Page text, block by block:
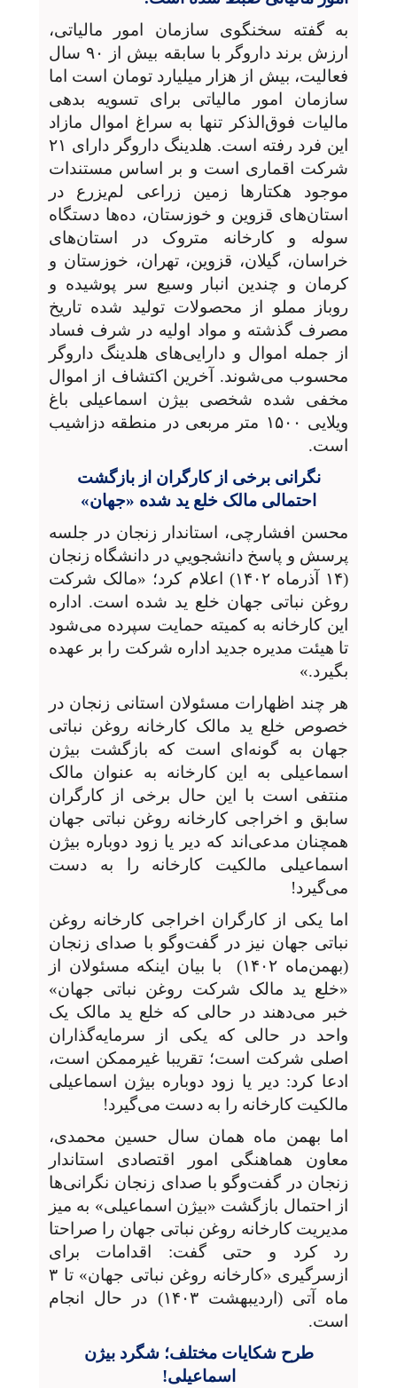
به گفته سخنگوی سازمان امور مالیاتی،
ارزش برند داروگر با سابقه بیش از ۹۰ سال
فعالیت، بیش از هزار میلیارد تومان است اما
سازمان امور مالیاتی برای تسویه بدهی
مالیات فوق‌الذکر تنها به سراغ اموال مازاد
این فرد رفته است. هلدینگ داروگر دارای ۲۱
شرکت اقماری است و بر اساس مستندات
موجود هکتارها زمین زراعی لم‌یزرع در
استان‌های قزوین و خوزستان، ده‌ها دستگاه
سوله و کارخانه متروک در استان‌های
خراسان، گیلان، قزوین، تهران، خوزستان و
کرمان و چندین انبار وسیع سر پوشیده و
روباز مملو از محصولات تولید شده تاریخ
مصرف گذشته و مواد اولیه در شرف فساد
از جمله اموال و دارایی‌های هلدینگ داروگر
محسوب می‌شوند. آخرین اکتشاف از اموال
مخفی شده شخصی بیژن اسماعیلی باغ
ویلایی ۱۵۰۰ متر مربعی در منطقه دزاشیب
است.
نگرانی‌ برخی از کارگران از بازگشت
احتمالی مالک خلع ید شده «جهان»
محسن افشارچی، استاندار زنجان در جلسه
پرسش و پاسخ دانشجويي در دانشگاه زنجان
(۱۴ آذرماه ۱۴۰۲) اعلام کرد؛ «مالک شرکت
روغن نباتی جهان خلع ید شده است. اداره
این کارخانه به کمیته حمایت سپرده می‌شود
تا هیئت مدیره جدید اداره شرکت را بر عهده
بگیرد.»
هر چند اظهارات مسئولان استانی زنجان در
خصوص خلع ید مالک کارخانه روغن نباتی
جهان به گونه‌ای است که بازگشت بیژن
اسماعیلی به این کارخانه به عنوان مالک
منتفی است با این حال برخی از کارگران
سابق و اخراجی کارخانه روغن نباتی جهان
همچنان مدعی‌اند که دیر یا زود دوباره بیژن
اسماعیلی مالکیت کارخانه را به دست
می‌گیرد!
اما یکی از کارگران اخراجی کارخانه روغن
نباتی جهان نیز در گفت‌وگو با صدای زنجان
(بهمن‌ماه ۱۴۰۲)
با بیان اینکه مسئولان از
«خلع ید مالک شرکت روغن نباتی جهان»
خبر می‌دهند در حالی که خلع ید مالک یک
واحد در حالی که یکی از سرمایه‌گذاران
اصلی شرکت است؛ تقریبا غیرممکن است،
ادعا کرد:دیر یا زود دوباره بیژن اسماعیلی
مالکیت کارخانه را به دست می‌گیرد!
اما بهمن ماه همان سال حسین محمدی،
معاون هماهنگی امور اقتصادی استاندار
زنجان در گفت‌وگو با صدای زنجان نگرانی‌ها
از احتمال بازگشت «بیژن اسماعیلی» به میز
مدیریت کارخانه روغن نباتی جهان را صراحتا
رد کرد و حتی گفت: اقدامات برای
ازسرگیری «کارخانه روغن نباتی جهان» تا ۳
ماه آتی (اردیبهشت ۱۴۰۳) در حال انجام
است.
طرح شکایات مختلف؛ شگرد بیژن
اسماعیلی!